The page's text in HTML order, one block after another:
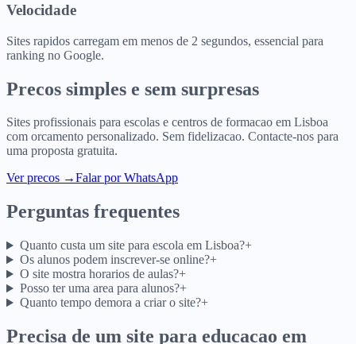
Velocidade
Sites rapidos carregam em menos de 2 segundos, essencial para
ranking no Google.
Precos simples e sem surpresas
Sites profissionais para escolas e centros de formacao em Lisboa
com orcamento personalizado. Sem fidelizacao. Contacte-nos para
uma proposta gratuita.
Ver precos →Falar por WhatsApp
Perguntas frequentes
Quanto custa um site para escola em Lisboa?+
Os alunos podem inscrever-se online?+
O site mostra horarios de aulas?+
Posso ter uma area para alunos?+
Quanto tempo demora a criar o site?+
Precisa de um site para educacao em